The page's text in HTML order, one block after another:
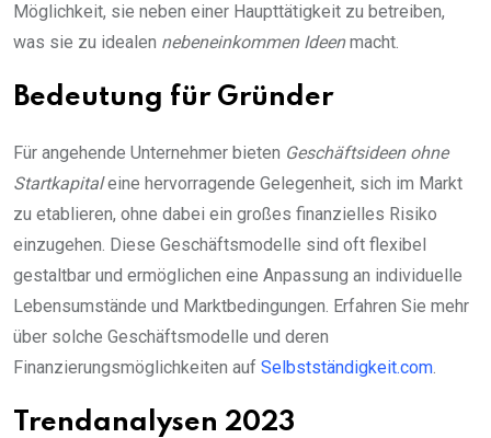
Möglichkeit, sie neben einer Haupttätigkeit zu betreiben,
was sie zu idealen nebeneinkommen Ideenmacht.
Bedeutung für Gründer
Für angehende Unternehmer bieten Geschäftsideen ohne
Startkapitaleine hervorragende Gelegenheit, sich im Markt
zu etablieren, ohne dabei ein großes finanzielles Risiko
einzugehen. Diese Geschäftsmodelle sind oft flexibel
gestaltbar und ermöglichen eine Anpassung an individuelle
Lebensumstände und Marktbedingungen. Erfahren Sie mehr
über solche Geschäftsmodelle und deren
Finanzierungsmöglichkeiten auf Selbstständigkeit.com.
Trendanalysen 2023